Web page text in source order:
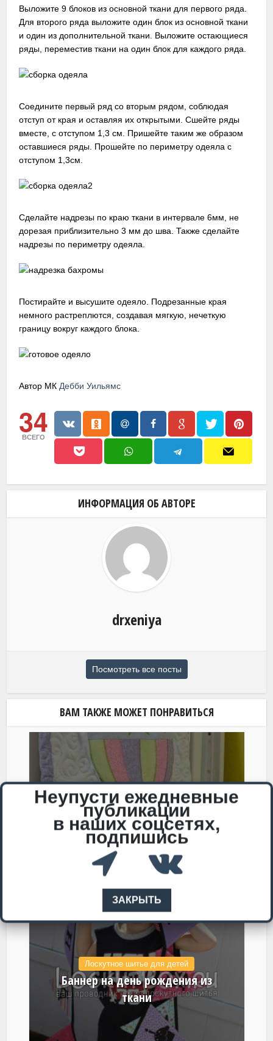
Выложите 9 блоков из основной ткани для первого ряда.
Для второго ряда выложите один блок из основной ткани
и один из дополнительной ткани. Выложите остающиеся
ряды, переместив ткани на один блок для каждого ряда.
Соедините первый ряд со вторым рядом, соблюдая
отступ от края и оставляя их открытыми. Сшейте ряды
вместе, с отступом 1,3 см. Пришейте таким же образом
оставшиеся ряды. Прошейте по периметру одеяла с
отступом 1,3см.
Сделайте надрезы по краю ткани в интервале 6мм, не
дорезая приблизительно 3 мм до шва. Также сделайте
надрезы по периметру одеяла.
Постирайте и высушите одеяло. Подрезанные края
немного растреплются, создавая мягкую, нечеткую
границу вокруг каждого блока.
Автор МКДебби Уильямс
34
ВСЕГО
ИНФОРМАЦИЯ ОБ АВТОРЕ
drxeniya
Посмотреть все посты
ВАМ ТАКЖЕ МОЖЕТ ПОНРАВИТЬСЯ
Лоскутное шитье для детей
Лоскутное покрывало с
воздушным шаром
Лоскутное шитье для детей
Баннер на день рождения из
ткани
Неупусти ежедневные
публикации
в наших соцсетях,
подпишись
ЗАКРЫТЬ